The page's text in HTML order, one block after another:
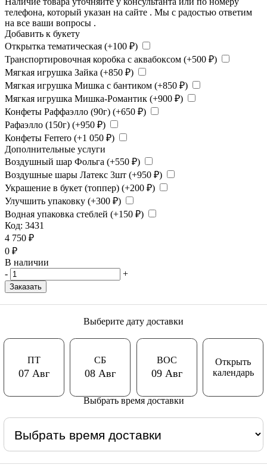
телефона, который указан на сайте . Мы с радостью ответим
на все ваши вопросы .
Добавить к букету
Открытка тематическая (+100 ₽)
Транспортировочная коробка с аквабоксом (+500 ₽)
Мягкая игрушка Зайка (+850 ₽)
Мягкая игрушка Мишка с бантиком (+850 ₽)
Мягкая игрушка Мишка-Романтик (+900 ₽)
Конфеты Раффаэлло (90г) (+650 ₽)
Рафаэлло (150г) (+950 ₽)
Конфеты Ferrero (+1 050 ₽)
Дополнительные услуги
Воздушный шар Фольга (+550 ₽)
Воздушные шары Латекс 3шт (+950 ₽)
Украшение в букет (топпер) (+200 ₽)
Улучшить упаковку (+300 ₽)
Водная упаковка стеблей (+150 ₽)
Код: 3431
4 750 ₽
0 ₽
В наличии
-
+
Заказать
Выберите дату доставки
ПТ
07 Авг
СБ
08 Авг
ВОС
09 Авг
Открыть
календарь
Выбрать время доставки